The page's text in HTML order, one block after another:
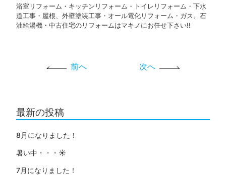
浴室リフォーム・キッチンリフォーム・トイレリフォーム・下水
道工事・屋根、外壁塗装工事・オール電化リフォーム・ガス、石
油給湯機・中古住宅のリフォームはマキノにお任せ下さい!!
前へ 次へ
最新の投稿
8月になりました！
暑い中・・・☀
7月になりました！